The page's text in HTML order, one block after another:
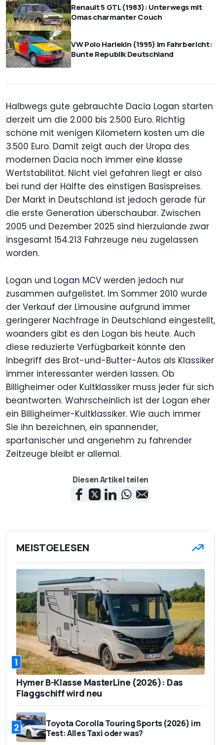
Renault 5 GTL (1983): Unterwegs mit
Omas charmanter Couch
VW Polo Harlekin (1995) im Fahrbericht:
Bunte Republik Deutschland
Halbwegs gute gebrauchte Dacia Logan starten
derzeit um die 2.000 bis 2.500 Euro. Richtig
schöne mit wenigen Kilometern kosten um die
3.500 Euro. Damit zeigt auch der Uropa des
modernen Dacia noch immer eine klasse
Wertstabilität. Nicht viel gefahren liegt er also
bei rund der Hälfte des einstigen Basispreises.
Der Markt in Deutschland ist jedoch gerade für
die erste Generation überschaubar. Zwischen
2005 und Dezember 2025 sind hierzulande zwar
insgesamt 154.213 Fahrzeuge neu zugelassen
worden.
Logan und Logan MCV werden jedoch nur
zusammen aufgelistet. Im Sommer 2010 wurde
der Verkauf der Limousine aufgrund immer
geringerer Nachfrage in Deutschland eingestellt,
woanders gibt es den Logan bis heute. Auch
diese reduzierte Verfügbarkeit könnte den
Inbegriff des Brot-und-Butter-Autos als Klassiker
immer interessanter werden lassen. Ob
Billigheimer oder Kultklassiker muss jeder für sich
beantworten. Wahrscheinlich ist der Logan eher
ein Billigheimer-Kultklassiker. Wie auch immer
Sie ihn bezeichnen, ein spannender,
spartanischer und angenehm zu fahrender
Zeitzeuge bleibt er allemal.
Diesen Artikel teilen
MEISTGELESEN
1
Hymer B-Klasse MasterLine (2026): Das
Flaggschiff wird neu
2
Toyota Corolla Touring Sports (2026) im
Test: Alles Taxi oder was?